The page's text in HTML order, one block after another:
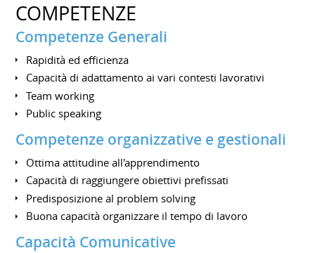
COMPETENZE
Competenze Generali
Rapidità ed efficienza
Capacità di adattamento ai vari contesti lavorativi
Team working
Public speaking
Competenze organizzative e gestionali
Ottima attitudine all'apprendimento
Capacità di raggiungere obiettivi prefissati
Predisposizione al problem solving
Buona capacità organizzare il tempo di lavoro
Capacità Comunicative